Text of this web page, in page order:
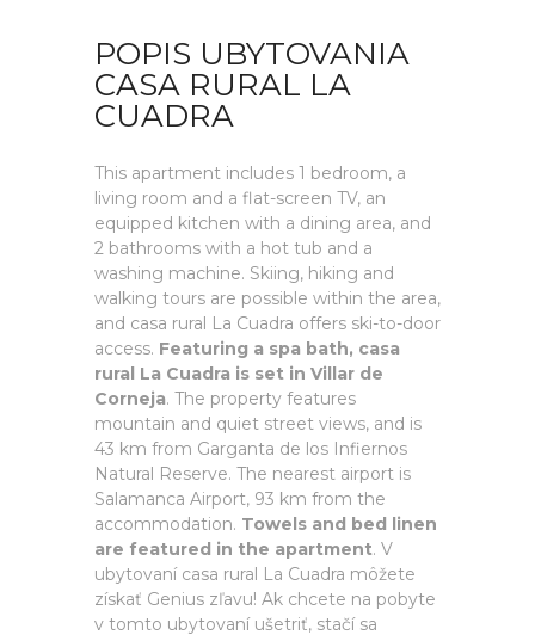
POPIS UBYTOVANIA
CASA RURAL LA
CUADRA
This apartment includes 1 bedroom, a
living room and a flat-screen TV, an
equipped kitchen with a dining area, and
2 bathrooms with a hot tub and a
washing machine. Skiing, hiking and
walking tours are possible within the area,
and casa rural La Cuadra offers ski-to-door
access. Featuring a spa bath, casa
rural La Cuadra is set in Villar de
Corneja. The property features
mountain and quiet street views, and is
43 km from Garganta de los Infiernos
Natural Reserve. The nearest airport is
Salamanca Airport, 93 km from the
accommodation. Towels and bed linen
are featured in the apartment. V
ubytovaní casa rural La Cuadra môžete
získať Genius zľavu! Ak chcete na pobyte
v tomto ubytovaní ušetriť, stačí sa